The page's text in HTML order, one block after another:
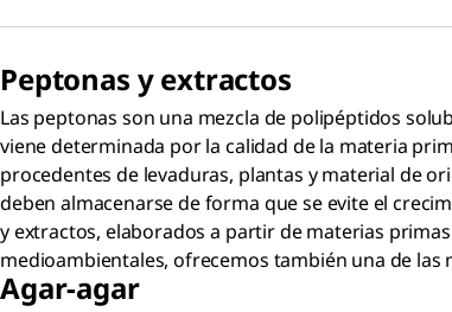
Peptonas y extractos
Las peptonas son una mezcla de polipéptidos
viene determinada por la calidad de la materia
procedentes de levaduras, plantas y material de
deben almacenarse de forma que se evite el
y extractos, elaborados a partir de materias
medioambientales, ofrecemos también una de
Agar-agar